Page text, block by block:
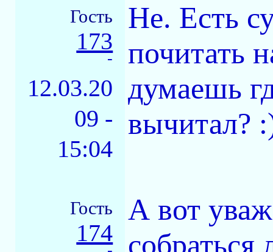
Гость
173
-
12.03.20
09 -
15:04
Не. Есть
почитать
думаешь
вычитал?
Гость
174
А вот